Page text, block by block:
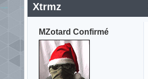
Xtrmz
MZotard Confirmé